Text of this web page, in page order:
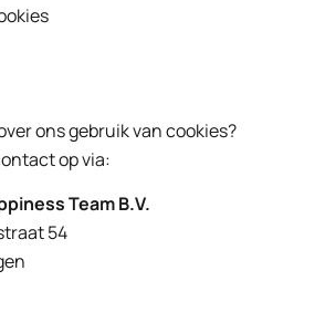
ons gebruik van cookies?
op via:
Team B.V.
54